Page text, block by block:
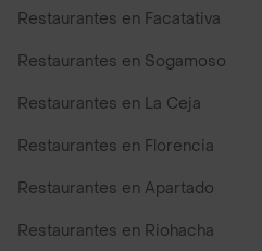
Restaurantes en Facatativa
Restaurantes en Sogamoso
Restaurantes en La Ceja
Restaurantes en Florencia
Restaurantes en Apartado
Restaurantes en Riohacha